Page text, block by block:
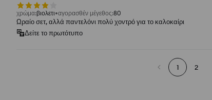
χρώμα:βιολετι αγορασθέν μέγεθος:80
Ωραίο σετ, αλλά παντελόνι πολύ χοντρό για το καλοκαίρι
Δείτε το πρωτότυπο
1 2